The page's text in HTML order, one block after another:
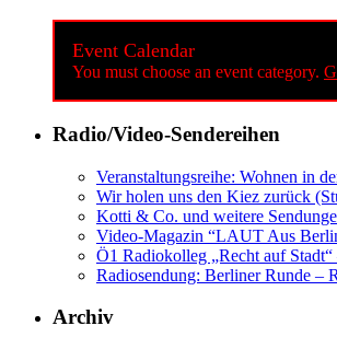
Event Calendar
You must choose an event category.
Radio/Video-Sendereihen
Veranstaltungsreihe: Wohnen in
Wir holen uns den Kiez zurück
Kotti & Co. und weitere
Video-Magazin “LAUT Aus
Ö1 Radiokolleg „Recht auf
Radiosendung: Berliner Runde –
Archiv